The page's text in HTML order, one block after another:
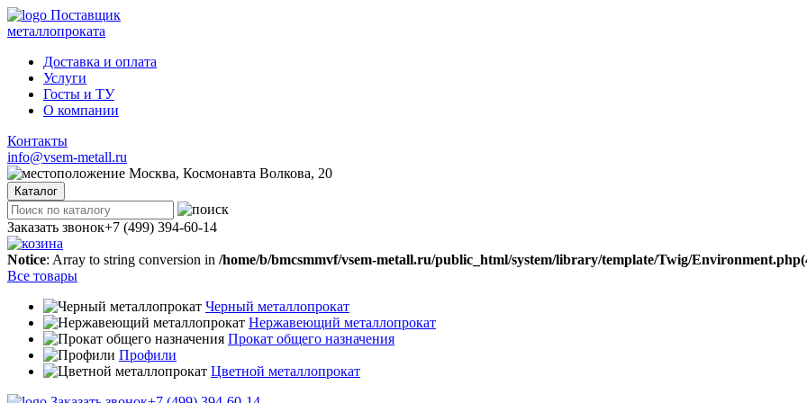
Поставщик
металлопроката
Доставка и оплата
Услуги
Госты и ТУ
О компании
Контакты
info@vsem-metall.ru
Москва, Космонавта Волкова, 20
Каталог
Заказать звонок+7 (499) 394-60-14
Notice: Array to string conversion in /home/b/bmcsmmvf/vsem-metall.ru/public_html/system/library/template/Twig/
Все товары
Черный металлопрокат
Нержавеющий металлопрокат
Прокат общего назначения
Профили
Цветной металлопрокат